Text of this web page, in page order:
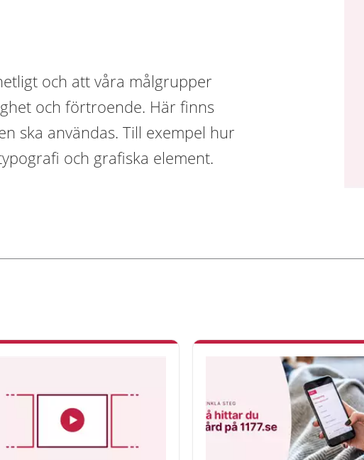
och att våra målgrupper
och förtroende. Här finns
ska användas. Till exempel hur
och grafiska element.